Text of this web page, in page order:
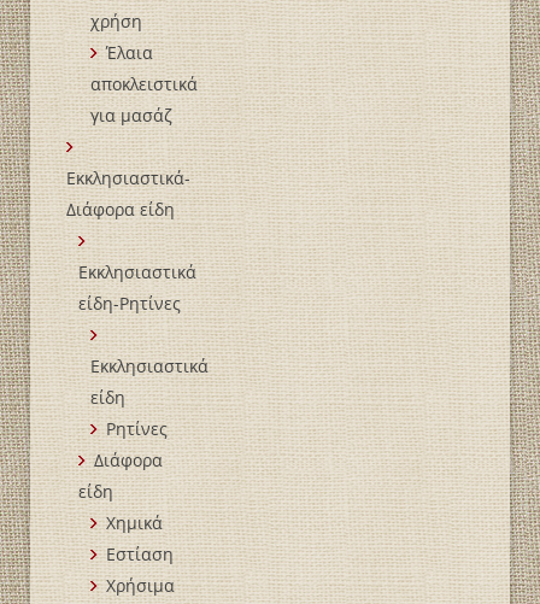
χρήση
Έλαια
αποκλειστικά
για μασάζ
Εκκλησιαστικά-
Διάφορα είδη
Εκκλησιαστικά
είδη-Ρητίνες
Εκκλησιαστικά
είδη
Ρητίνες
Διάφορα
είδη
Χημικά
Εστίαση
Χρήσιμα